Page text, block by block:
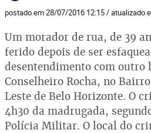
postado em 28/07/2016 12:15 / atualizado
Um morador de rua, de 39
ferido depois de ser
desentendimento com outro
Conselheiro Rocha, no
Leste de Belo Horizonte. O
4h30 da madrugada,
Polícia Militar. O local do